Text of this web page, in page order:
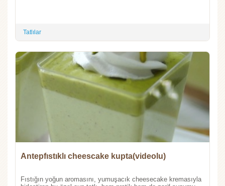
Tatlılar
Antepfıstıklı cheescake kupta(videolu)
Fıstığın yoğun aromasını, yumuşacık cheesecake kremasıyla